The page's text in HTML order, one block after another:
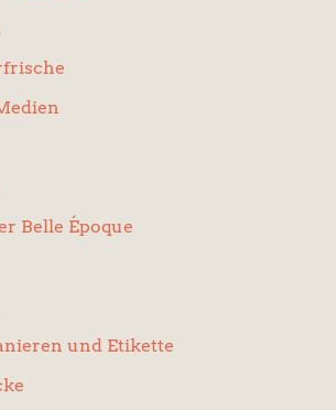
Belle Époque
und Etikette